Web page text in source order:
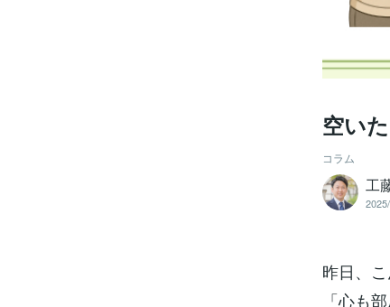
空い
コラム
工
昨日、
「心も